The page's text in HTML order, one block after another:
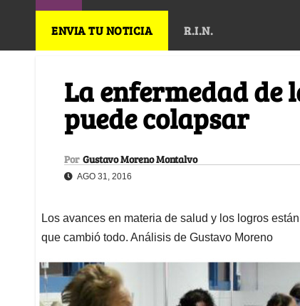
ENVIA TU NOTICIA R.I.N.
La enfermedad de
puede colapsar
Por Gustavo Moreno Montalvo
AGO 31, 2016
Los avances en materia de salud y los logros
que cambió todo. Análisis de Gustavo Moreno